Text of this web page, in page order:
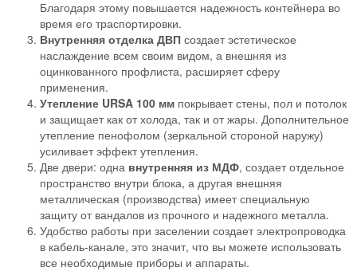
Благодаря этому повышается надежность контейнера во
время его траспортировки.
Внутренняя отделка ДВП создает эстетическое
наслаждение всем своим видом, а внешняя из
оцинкованного профлиста, расширяет сферу
применения.
Утепление URSA 100 мм покрывает стены, пол и потолок
и защищает как от холода, так и от жары. Дополнительное
утепление пенофолом (зеркальной стороной наружу)
усиливает эффект утепления.
Две двери: одна внутренняя из МДФ, создает отдельное
пространство внутри блока, а другая внешняя
металлическая (производства) имеет специальную
защиту от вандалов из прочного и надежного металла.
Удобство работы при заселении создает электропроводка
в кабель-канале, это значит, что вы можете использовать
все необходимые приборы и аппараты.